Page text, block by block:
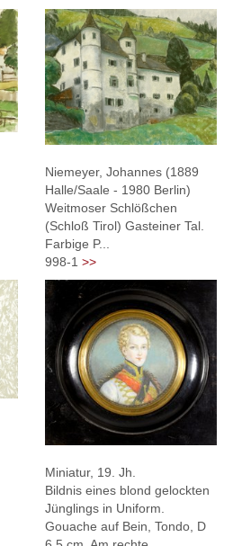
Niemeyer, Johannes (1889
Halle/Saale - 1980 Berlin)
Weitmoser Schlößchen
(Schloß Tirol) Gasteiner Tal.
Farbige P...
998-1 >>
Miniatur, 19. Jh.
Bildnis eines blond gelockten
Jünglings in Uniform.
Gouache auf Bein, Tondo, D